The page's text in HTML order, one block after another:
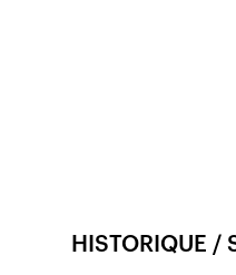
HISTORIQUE /